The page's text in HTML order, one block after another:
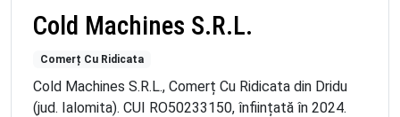
Cold Machines S.R.L.
Comerț Cu Ridicata
Cold Machines S.R.L., Comerț Cu Ridicata din Dridu
(jud. Ialomita). CUI RO50233150, înființată în 2024.